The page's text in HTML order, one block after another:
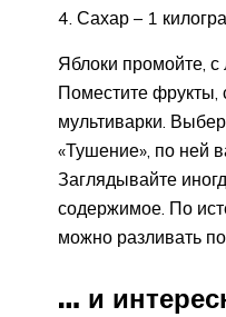
Сахар – 1
Яблоки промойте,
Поместите фрукты,
мультиварки.
«Тушение», по ней
Заглядывайте
содержимое. По
можно разливать
… и